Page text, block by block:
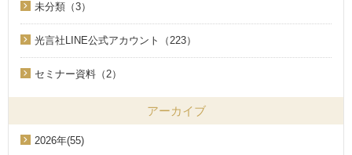
未分類（3）
光言社LINE公式アカウント（223）
セミナー資料（2）
アーカイブ
2026年(55)